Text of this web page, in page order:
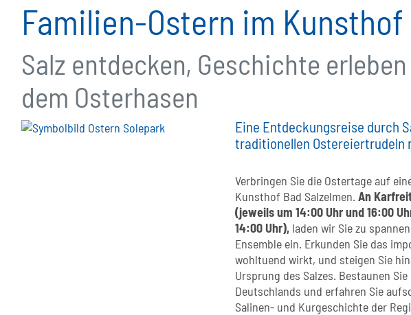
Familien-Ostern im Kunsthof
Salz entdecken, Geschichte
dem Osterhasen
Eine Entdeckungsreise durch
traditionellen Ostereiertrudeln
Verbringen Sie die Ostertage auf
Kunsthof Bad Salzelmen. An
(jeweils um 14:00 Uhr und 16:00
14:00 Uhr),laden wir Sie zu
Ensemble ein. Erkunden Sie das
wohltuend wirkt, und steigen Sie
Ursprung des Salzes. Bestaunen
Deutschlands und erfahren Sie
Salinen- und Kurgeschichte der